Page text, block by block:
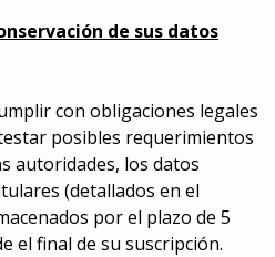
de sus datos
con obligaciones legales
posibles requerimientos
autoridades, los datos
(detallados en el
por el plazo de 5
el final de su suscripción.